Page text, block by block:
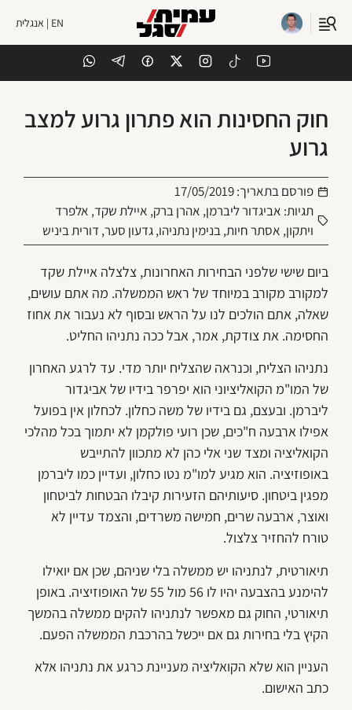
EN | אנגלית
חוק החסינות הוא פתרון גרוע למצב
גרוע
פורסם בתאריך:17/05/2019
תגיות: אביגדור ליברמן, אהרן ברק, איילת שקד, אלפרד
ויתקון, אסתר חיות,בנימין נתניהו,גדעון סער, דורית ביניש
ביום שישי שלפני הבחירות האחרונות, צלצלה איילת שקד
למקורב מקורב במיוחד של ראש הממשלה. מה אתם עושים,
שאלה, אתם הולכים לנו על הראש ובסוף לא נעבור את אחוז
החסימה. את צודקת, אמר, אבל ככה נתניהו החליט.
נתניהו הצליח, וכנראה שהצליח יותר מדי. עד לרגע האחרון
של המו"מ הקואליציוני הוא יפרפר בידיו של אביגדור
ליברמן. ובעצם, גם בידיו של משה כחלון. לכחלון אין בפועל
אפילו ארבעה ח"כים, שכן רועי פולקמן לא יתמוך בכל מהלכי
הקואליציה ומצד שני אלי כהן לא מתכוון להתייבש
באופוזיציה. הוא מגיע למו"מ נטו כחלון, ועדיין כמו ליברמן
מפגין ביטחון. סיעותיהם הזעירות קיבלו הבטחות לביטחון
ואוצר, ארבעה שרים, חמישה משרדים, והצמד עדיין לא
טורח להחזיר צלצול.
תיאורטית, לנתניהו יש ממשלה בלי שניהם, שכן אם יואילו
להימנע בהצבעה יהיו לו 56 מול 55 של האופוזיציה. באופן
תיאורטי, החוק גם מאפשר לנתניהו להקים ממשלה בהמשך
הקיץ בלי בחירות גם אם ייכשל בהרכבת הממשלה הפעם.
העניין הוא שלא הקואליציה מעניינת כרגע את נתניהו אלא
כתב האישום.